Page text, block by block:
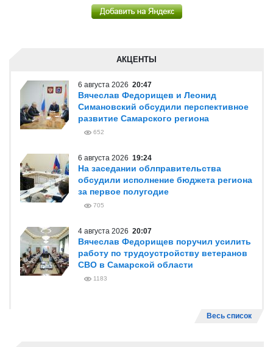
АКЦЕНТЫ
6 августа 2026 20:47
Вячеслав Федорищев и Леонид
Симановский обсудили перспективное
развитие Самарского региона
652
6 августа 2026 19:24
На заседании облправительства
обсудили исполнение бюджета региона
за первое полугодие
705
4 августа 2026 20:07
Вячеслав Федорищев поручил усилить
работу по трудоустройству ветеранов
СВО в Самарской области
1183
Весь список